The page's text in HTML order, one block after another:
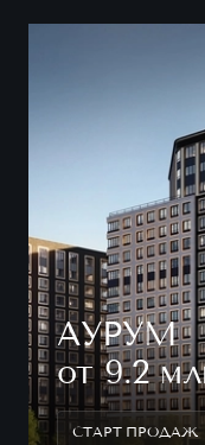
АУРУМ
от 9.2
СТАРТ ПРОДАЖ